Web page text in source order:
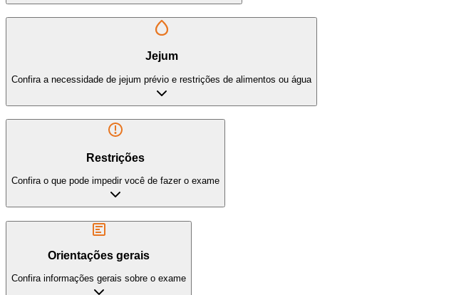
Jejum
Confira a necessidade de jejum prévio e restrições de alimentos ou água
Restrições
Confira o que pode impedir você de fazer o exame
Orientações gerais
Confira informações gerais sobre o exame